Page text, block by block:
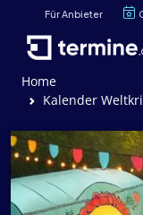
Für Anbieter
Home
Kalender Weltkritik